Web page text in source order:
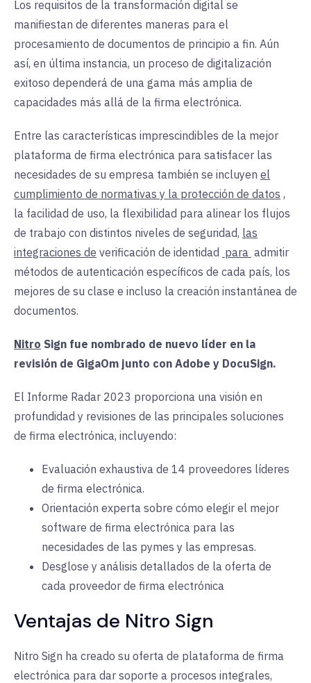
Los requisitos de la transformación digital se
manifiestan de diferentes maneras para el
procesamiento de documentos de principio a fin. Aún
así, en última instancia, un proceso de digitalización
exitoso dependerá de una gama más amplia de
capacidades más allá de la firma electrónica.
Entre las características imprescindibles de la mejor
plataforma de firma electrónica para satisfacer las
necesidades de su empresa también se incluyen el
cumplimiento de normativas y la protección de datos ,
la facilidad de uso, la flexibilidad para alinear los flujos
de trabajo con distintos niveles de seguridad, las
integraciones de verificación de identidad para admitir
métodos de autenticación específicos de cada país, los
mejores de su clase e incluso la creación instantánea de
documentos.
Nitro Sign fue nombrado de nuevo líder en la
revisión de GigaOm junto con Adobe y DocuSign.
El Informe Radar 2023 proporciona una visión en
profundidad y revisiones de las principales soluciones
de firma electrónica, incluyendo:
Evaluación exhaustiva de 14 proveedores líderes
de firma electrónica.
Orientación experta sobre cómo elegir el mejor
software de firma electrónica para las
necesidades de las pymes y las empresas.
Desglose y análisis detallados de la oferta de
cada proveedor de firma electrónica
Ventajas de Nitro Sign
Nitro Sign ha creado su oferta de plataforma de firma
electrónica para dar soporte a procesos integrales,